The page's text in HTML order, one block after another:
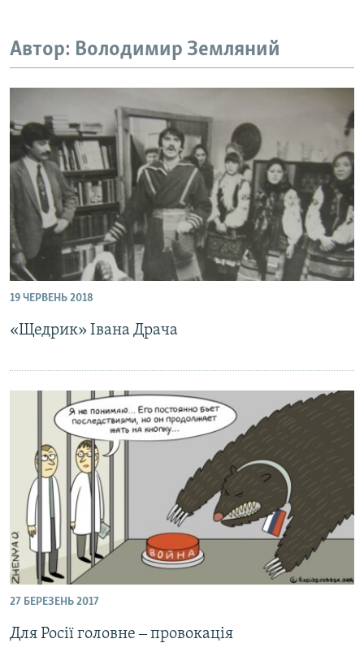
ДЕПОРТАЦІЯ
ВІДЕОУРОКИ «ELIFBE»
УКРАЇНСЬКА ПРОБЛЕМА КРИМУ
ІНФОГРАФІКА
ЯК ОБІЙТИ БЛОКУВАННЯ
Русский
Qırımtatar
ДОЛУЧАЙСЯ!
Усі сайти RFE/RL
Автор: Володимир Земляний
19 ЧЕРВЕНЬ 2018
«Щедрик» Івана Драча
27 БЕРЕЗЕНЬ 2017
Для Росії головне ‒ провокація